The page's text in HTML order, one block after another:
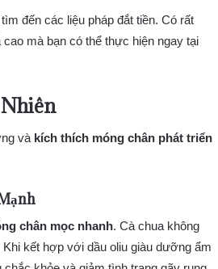
đến các liệu pháp đắt tiền. Có rất
mà bạn có thể thực hiện ngay tại
và kích thích móng chân phát triển
chân mọc nhanh. Cà chua không
kết hợp với dầu oliu giàu dưỡng ẩm